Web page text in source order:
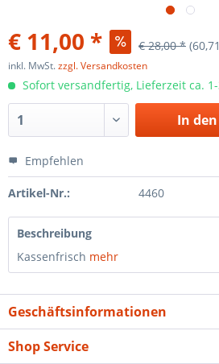
€ 11,00 * € 28,00 *
inkl. MwSt.zzgl. Versandkosten
Sofort versandfertig, Lieferzeit ca.
In den
Empfehlen
Artikel-Nr.: 4460
Beschreibung
Kassenfrisch mehr
Geschäftsinformationen
Shop Service